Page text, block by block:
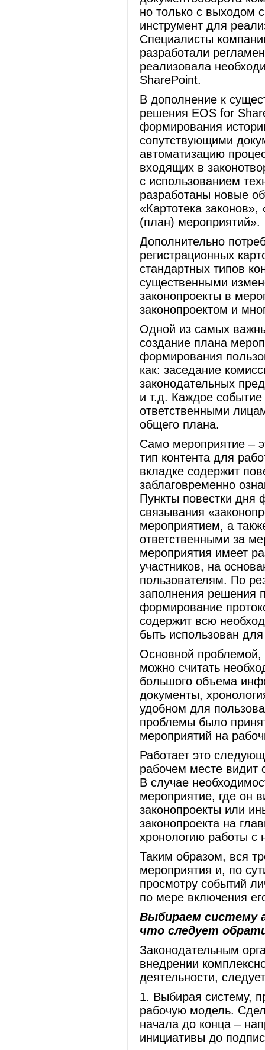
но только с выходом
инструмент для
Специалисты
разработали
реализовала
SharePoint.
В дополнение к
решения EOS for
формирования
сопутствующими
автоматизацию
входящих в
с использованием
разработаны новые
«Картотека
(план) мероприятий».
Дополнительно
регистрационных
стандартных типов
существенными
законопроекты в
законопроектом и
Одной из самых
создание плана
формирования
как: заседание
законодательных
и т.д. Каждое
ответственными
общего плана.
Само мероприятие –
тип контента для
вкладке содержит
заблаговременно
Пункты повестки дня
связывания
мероприятием, а
ответственными за
мероприятия имеет
участников, на
пользователям. По
заполнения решения
формирование
содержит всю
быть использован
Основной проблемой,
можно считать
большого объема
документы,
удобном для
проблемы было
мероприятий на
Работает это
рабочем месте видит
В случае
мероприятие, где он
законопроекты или
законопроекта на
хронологию работы с
Таким образом, вся
мероприятия и, по
просмотру событий
по мере включения
Выбираем систему
что следует
Законодательным
внедрении
деятельности,
1. Выбирая систему,
рабочую модель.
начала до конца –
инициативы до